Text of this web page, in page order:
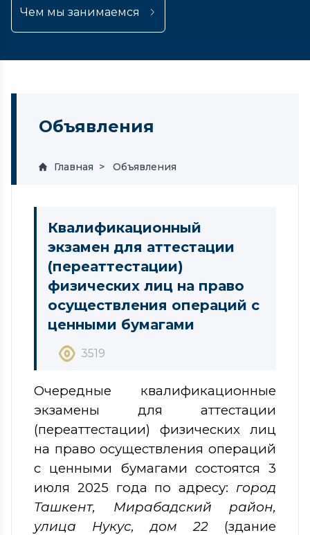
Чем мы занимаемся
Объявления
Главная Объявления
Квалификационный
экзамен для аттестации
(переаттестации)
физических лиц на право
осуществления операций с
ценными бумагами
3519
Очередные квалификационные
экзамены для аттестации
(переаттестации) физических лиц
на право осуществления операций
с ценными бумагами состоятся 3
июля 2025 года по адресу: город
Ташкент, Мирабадский район,
улица Нукус, дом 22 (здание